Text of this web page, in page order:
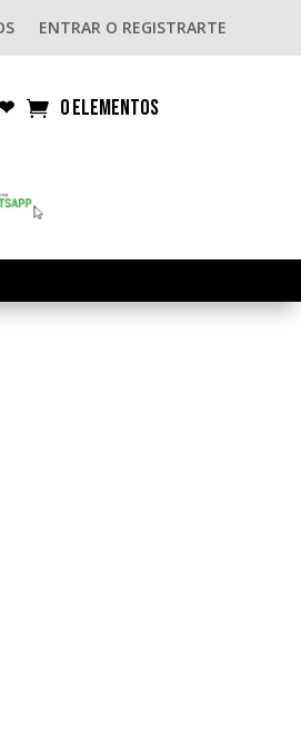
ENTRAR O REGISTRARTE
❤︎ 0 elementos